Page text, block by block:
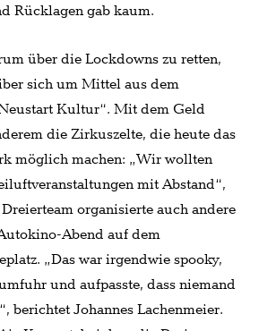
Rücklagen gab kaum.
über die Lockdowns zu retten,
sich um Mittel aus dem
Kultur“. Mit dem Geld
die Zirkuszelte, die heute das
möglich machen: „Wir wollten
mit Abstand“,
organisierte auch andere
Abend auf dem
„Das war irgendwie spooky,
und aufpasste, dass niemand
berichtet Johannes Lachenmeier.